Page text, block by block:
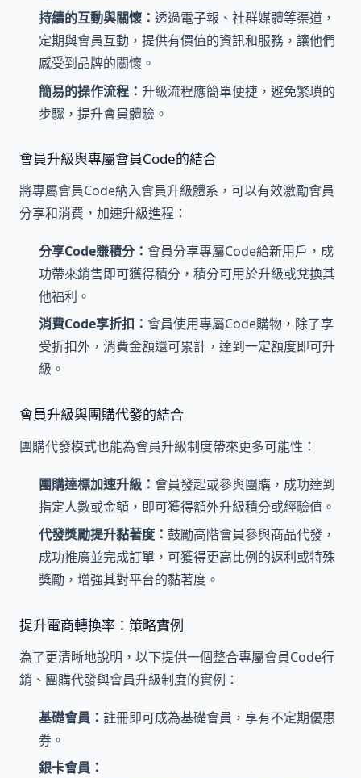
持續的互動與關懷： 透過電子報、社群媒體等渠道，
定期與會員互動，提供有價值的資訊和服務，讓他們
感受到品牌的關懷。
簡易的操作流程： 升級流程應簡單便捷，避免繁瑣的
步驟，提升會員體驗。
會員升級與專屬會員Code的結合
將專屬會員Code納入會員升級體系，可以有效激勵會員
分享和消費，加速升級進程：
分享Code賺積分： 會員分享專屬Code給新用戶，成
功帶來銷售即可獲得積分，積分可用於升級或兌換其
他福利。
消費Code享折扣： 會員使用專屬Code購物，除了享
受折扣外，消費金額還可累計，達到一定額度即可升
級。
會員升級與團購代發的結合
團購代發模式也能為會員升級制度帶來更多可能性：
團購達標加速升級： 會員發起或參與團購，成功達到
指定人數或金額，即可獲得額外升級積分或經驗值。
代發獎勵提升黏著度： 鼓勵高階會員參與商品代發，
成功推廣並完成訂單，可獲得更高比例的返利或特殊
獎勵，增強其對平台的黏著度。
提升電商轉換率：策略實例
為了更清晰地說明，以下提供一個整合專屬會員Code行
銷、團購代發與會員升級制度的實例：
基礎會員： 註冊即可成為基礎會員，享有不定期優惠
券。
銀卡會員：